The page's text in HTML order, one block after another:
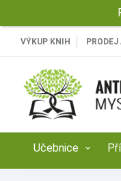
VÝKUP KNIH
Učebnice